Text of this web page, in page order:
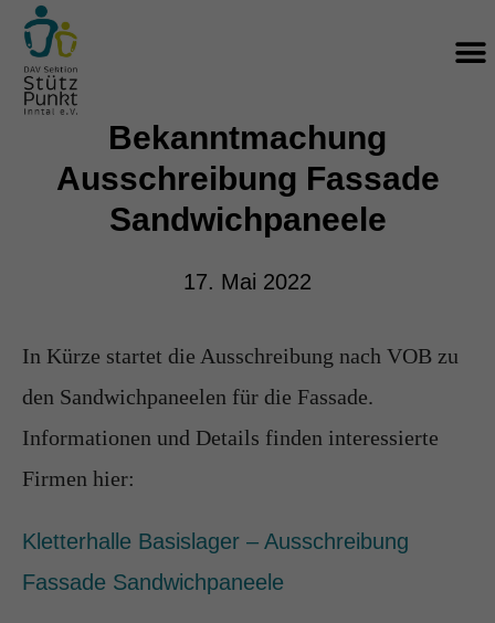
Zum
Inhalt
springen
Bekanntmachung
Ausschreibung Fassade
Sandwichpaneele
17. Mai 2022
In Kürze startet die Ausschreibung nach VOB zu
den Sandwichpaneelen für die Fassade.
Informationen und Details finden interessierte
Firmen hier:
Kletterhalle Basislager – Ausschreibung
Fassade Sandwichpaneele